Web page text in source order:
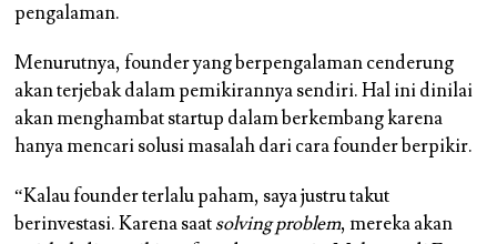
pengalaman.
Menurutnya, founder yang berpengalaman cenderung
akan terjebak dalam pemikirannya sendiri. Hal ini dinilai
akan menghambat startup dalam berkembang karena
hanya mencari solusi masalah dari cara founder berpikir.
“Kalau founder terlalu paham, saya justru takut
berinvestasi. Karena saatsolving problem, mereka akan